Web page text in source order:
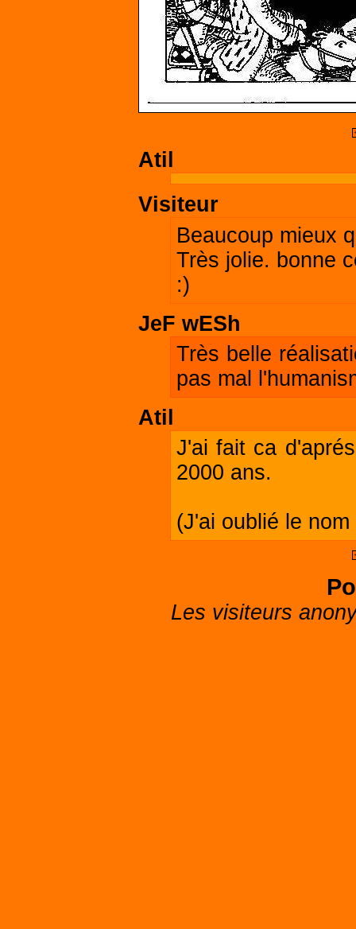
Atil
Visiteur
Beaucoup mieux
Très jolie. bonne
:)
JeF wESh
Très belle
pas mal
Atil
J'ai fait ca
2000 ans.
(J'ai oublié le
Les visiteurs